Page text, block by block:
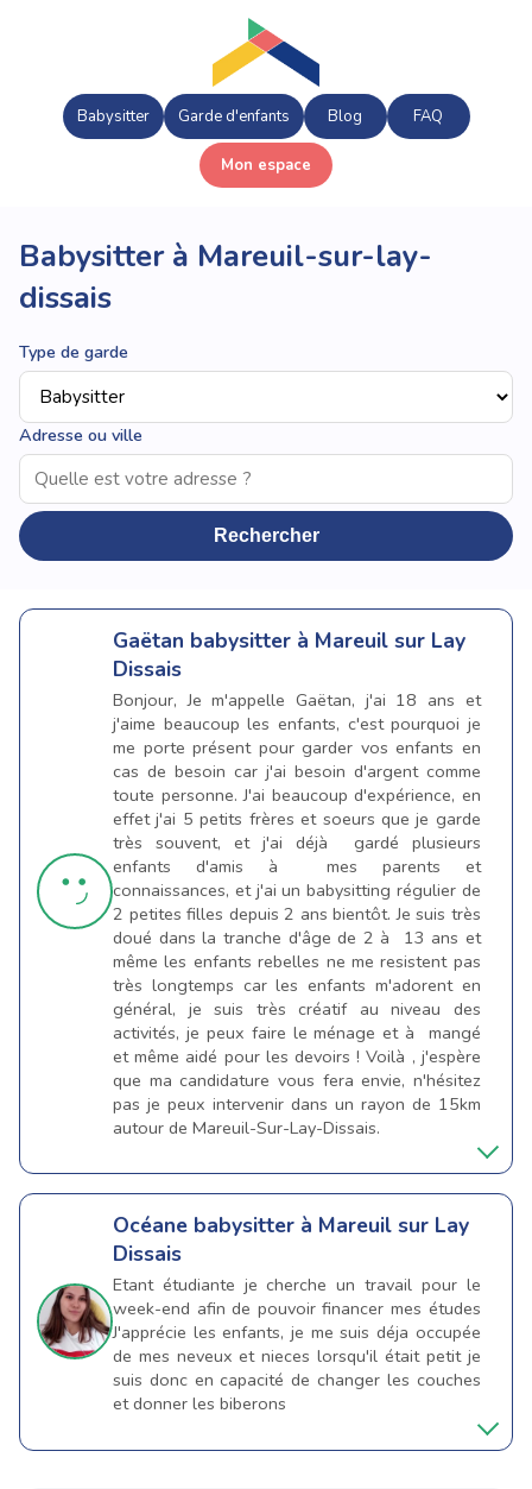
Babysitter Garde d'enfants Blog FAQ
Mon espace
Babysitter à Mareuil-sur-lay-
dissais
Type de garde
Adresse ou ville
Rechercher
Gaëtan babysitter à Mareuil sur Lay
Dissais
Bonjour, Je m'appelle Gaëtan, j'ai 18 ans et
j'aime beaucoup les enfants, c'est pourquoi je
me porte présent pour garder vos enfants en
cas de besoin car j'ai besoin d'argent comme
toute personne. J'ai beaucoup d'expérience, en
effet j'ai 5 petits frères et soeurs que je garde
très souvent, et j'ai déjà gardé plusieurs
enfants d'amis à mes parents et
connaissances, et j'ai un babysitting régulier de
2 petites filles depuis 2 ans bientôt. Je suis très
doué dans la tranche d'âge de 2 à 13 ans et
même les enfants rebelles ne me resistent pas
très longtemps car les enfants m'adorent en
général, je suis très créatif au niveau des
activités, je peux faire le ménage et à mangé
et même aidé pour les devoirs ! Voilà , j'espère
que ma candidature vous fera envie, n'hésitez
pas je peux intervenir dans un rayon de 15km
autour de Mareuil-Sur-Lay-Dissais.
Océane babysitter à Mareuil sur Lay
Dissais
Etant étudiante je cherche un travail pour le
week-end afin de pouvoir financer mes études
J'apprécie les enfants, je me suis déja occupée
de mes neveux et nieces lorsqu'il était petit je
suis donc en capacité de changer les couches
et donner les biberons